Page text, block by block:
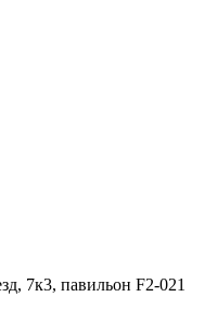
7к3, павильон F2-021